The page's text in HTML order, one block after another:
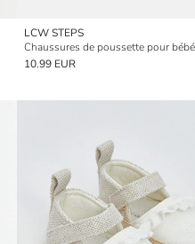
LCW STEPS
10.99 EUR